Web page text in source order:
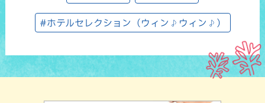
#ホテルセレクション（ウィン♪ウィン♪）